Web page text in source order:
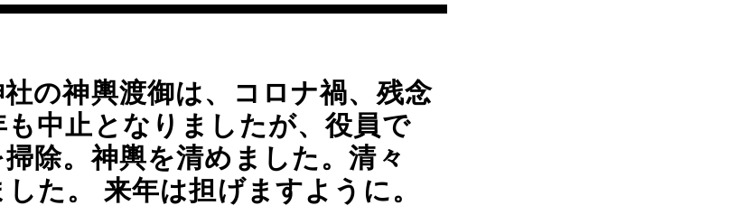
の神輿渡御は、コロナ禍、残念
も中止となりましたが、役員で
除。神輿を清めました。清々
した。 来年は担げますように。